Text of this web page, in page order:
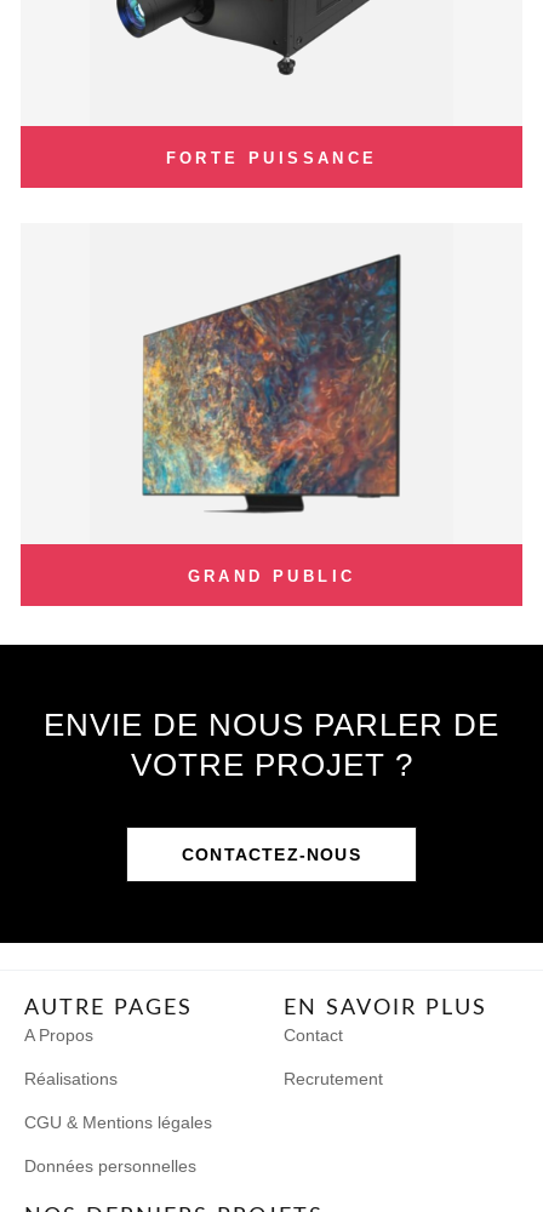
FORTE PUISSANCE
GRAND PUBLIC
ENVIE DE NOUS PARLER DE
VOTRE PROJET ?
CONTACTEZ-NOUS
AUTRE PAGES
A Propos
Réalisations
CGU & Mentions légales
Données personnelles
EN SAVOIR PLUS
Contact
Recrutement